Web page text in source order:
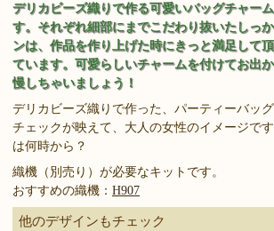
デリカビーズ織りで作る可愛いバッグチャー
す。それぞれ細部にまでこだわり抜いたしっ
ンは、作品を作り上げた時にきっと満足して
ています。可愛らしいチャームを付けてお出
慢しちゃいましょう！
デリカビーズ織りで作った、パーティーバッ
チェックが映えて、大人の女性のイメージで
は何時から？
織機（別売り）が必要なキットです。
おすすめの織機： H907
他のデザインもチェック